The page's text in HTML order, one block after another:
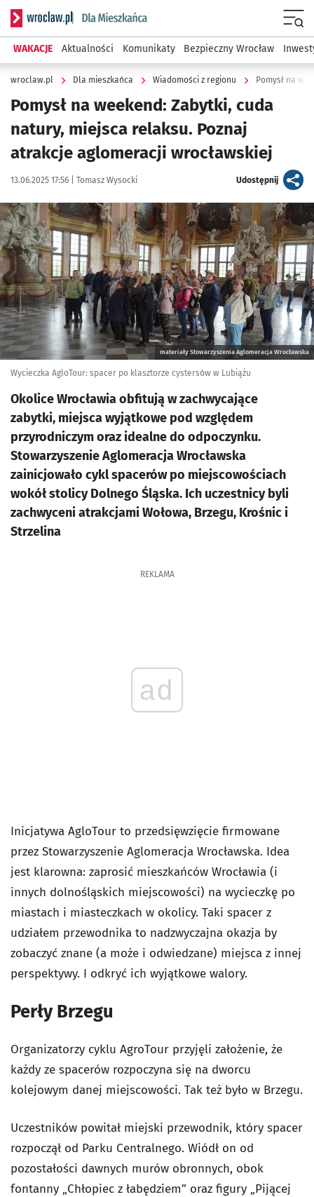
Serwis informacyjny wroclaw.pl podserwis: Dla mieszkańca
WAKACJE Aktualności Komunikaty Bezpieczny Wrocław
wroclaw.pl Dla mieszkańca Wiadomości z regionu Pomysł na
Pomysł na weekend: Zabytki, cuda
natury, miejsca relaksu. Poznaj
atrakcje aglomeracji wrocławskiej
Data publikacji:
13.06.2025 17:56 | Autor:
Tomasz Wysocki Udostępnijartykuł
Kliknij, aby powiększyć
materiały Stowarzyszenia Aglomeracja Wrocławska
Wycieczka AgloTour: spacer po klasztorze cystersów w Lubiążu
Okolice Wrocławia obfitują w zachwycające
zabytki, miejsca wyjątkowe pod względem
przyrodniczym oraz idealne do odpoczynku.
Stowarzyszenie Aglomeracja Wrocławska
zainicjowało cykl spacerów po miejscowościach
wokół stolicy Dolnego Śląska. Ich uczestnicy byli
zachwyceni atrakcjami Wołowa, Brzegu, Krośnic i
Strzelina
REKLAMA
ad
Inicjatywa AgloTour to przedsięwzięcie firmowane
przez Stowarzyszenie Aglomeracja Wrocławska. Idea
jest klarowna: zaprosić mieszkańców Wrocławia (i
innych dolnośląskich miejscowości) na wycieczkę po
miastach i miasteczkach w okolicy. Taki spacer z
udziałem przewodnika to nadzwyczajna okazja by
zobaczyć znane (a może i odwiedzane) miejsca z innej
perspektywy. I odkryć ich wyjątkowe walory.
Perły Brzegu
Organizatorzy cyklu AgroTour przyjęli założenie, że
każdy ze spacerów rozpoczyna się na dworcu
kolejowym danej miejscowości. Tak też było w Brzegu.
Uczestników powitał miejski przewodnik, który spacer
rozpoczął od Parku Centralnego. Wiódł on od
pozostałości dawnych murów obronnych, obok
fontanny „Chłopiec z łabędziem” oraz figury „Pijącej